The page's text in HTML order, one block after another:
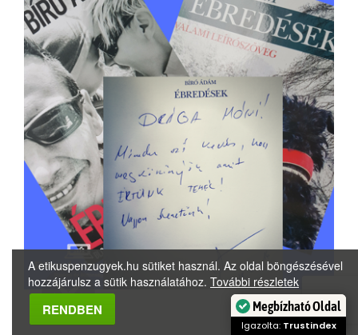
A etikuspenzugyek.hu sütiket használ. Az oldal böngészésével
hozzájárulsz a sütik használatához. További részletek
RENDBEN Megbízható Oldal
Igazolta: Trustindex